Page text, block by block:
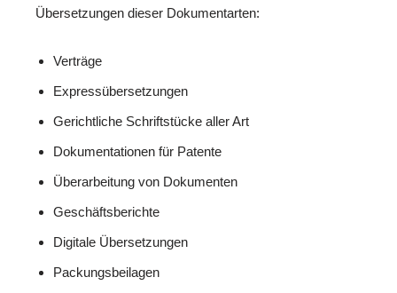
Übersetzungen dieser Dokumentarten:
Verträge
Expressübersetzungen
Gerichtliche Schriftstücke aller Art
Dokumentationen für Patente
Überarbeitung von Dokumenten
Geschäftsberichte
Digitale Übersetzungen
Packungsbeilagen